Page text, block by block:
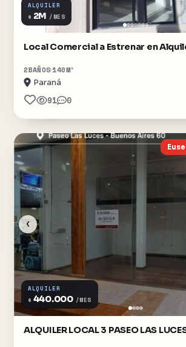
ALQUILER
$ 2M /MES
Local Comercial a Estrenar en
2BAÑOS 140M²
Paraná
91 0
‹
ALQUILER
$ 440.000 /MES
ALQUILER LOCAL 3 PASEO LAS